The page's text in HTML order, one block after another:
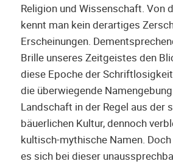
Religion und Wissenschaft. Von
kennt man kein derartiges
Erscheinungen.
Brille unseres Zeitgeistes den
diese Epoche der
die überwiegende
Landschaft in der Regel aus der
bäuerlichen Kultur, dennoch
kultisch-mythische Namen.
es sich bei dieser